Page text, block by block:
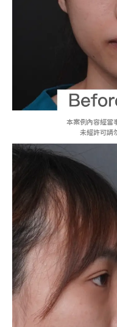
本案例內容經當
未經許可請